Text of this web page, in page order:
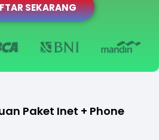
SEKARANG
Paket Inet + Phone